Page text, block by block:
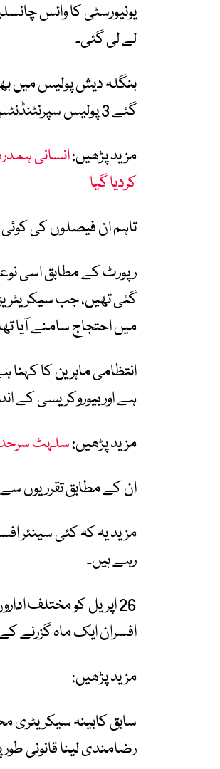
یونیورسٹی کا وائس
لے لی گئی۔
بنگلہ دیش پولیس میں
گئے 3 پولیس سپرنٹنڈنٹس کو ان کے ماضی کے کردار پر تنقید کے بعد واپس بلا لیا گیا۔
مزید پڑھیں:
کردیا گیا
تاہم ان فیصلوں کی
رپورٹ کے مطابق اسی
گئی تھیں، جب
میں احتجاج سامنے آیا
انتظامی ماہرین کا
ہے اور بیوروکریسی کے
مزید پڑھیں:سلہٹ سرحد
ان کے مطابق تقرریوں
مزید یہ کہ کئی سینئر
رہے ہیں۔
افسران ایک ماہ گزرنے
مزید پڑھیں:
سابق کابینہ سیکریٹری
رضامندی لینا قانونی